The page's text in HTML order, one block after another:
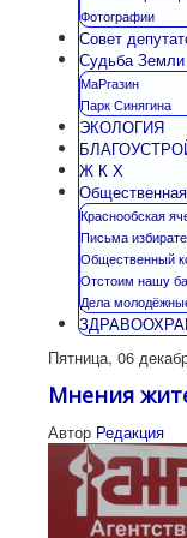
Фотографии
Совет
Судьба Земли
МаРгазин
Парк Синягина
ЭКОЛОГИЯ
Ж К Х
Краснообская
Письма
Общественный
Отстоим нашу
Дела
Пятница, 06
Мнения
Автор Редакция